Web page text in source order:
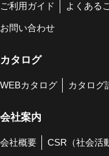
ご利用ガイド よくある
お問い合わせ
カタログ
WEBカタログ カタログ
会社案内
会社概要 CSR（社会活